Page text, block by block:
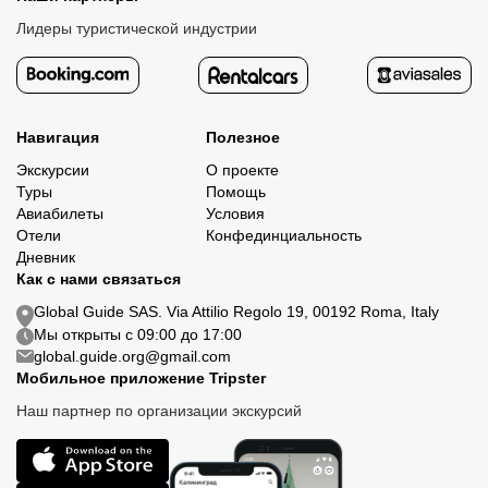
Лидеры туристической индустрии
Навигация
Экскурсии
Туры
Авиабилеты
Отели
Дневник
Полезное
О проекте
Помощь
Условия
Конфединциальность
Как с нами связаться
Global Guide SAS. Via Attilio Regolo 19, 00192 Roma, Italy
Мы открыты с 09:00 до 17:00
global.guide.org@gmail.com
Мобильное приложение Tripster
Наш партнер по организации экскурсий